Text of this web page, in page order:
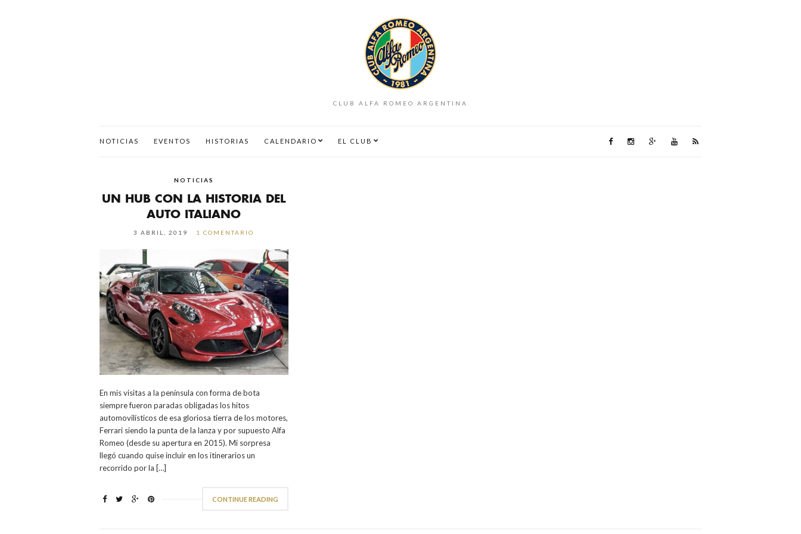
CLUB ALFA ROMEO ARGENTINA
NOTICIAS EVENTOS HISTORIAS CALENDARIO EL CLUB
NOTICIAS
UN HUB CON LA HISTORIA DEL
AUTO ITALIANO
3 ABRIL, 2019 1 COMENTARIO
En mis visitas a la península con forma de bota
siempre fueron paradas obligadas los hitos
automovilísticos de esa gloriosa tierra de los motores,
Ferrari siendo la punta de la lanza y por supuesto Alfa
Romeo (desde su apertura en 2015). Mi sorpresa
llegó cuando quise incluir en los itinerarios un
recorrido por la […]
CONTINUE READING